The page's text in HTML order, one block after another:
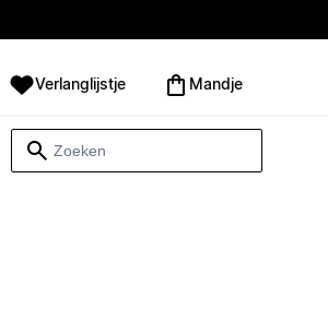
Verlanglijstje Mandje